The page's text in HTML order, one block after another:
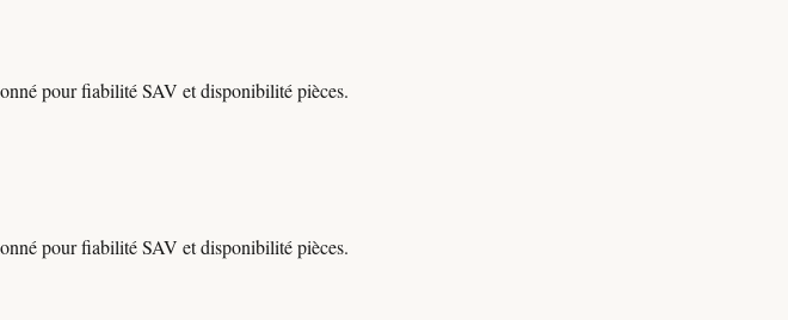
pour fiabilité SAV et disponibilité pièces.
pour fiabilité SAV et disponibilité pièces.